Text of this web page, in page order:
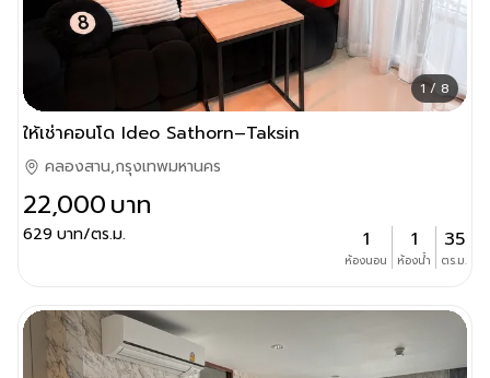
1 / 8
ให้เช่าคอนโด Ideo Sathorn–Taksin
คลองสาน,กรุงเทพมหานคร
22,000บาท
629บาท/ตร.ม. 1
ห้องนอน
1
ห้องน้ำ
35
ตร.ม.